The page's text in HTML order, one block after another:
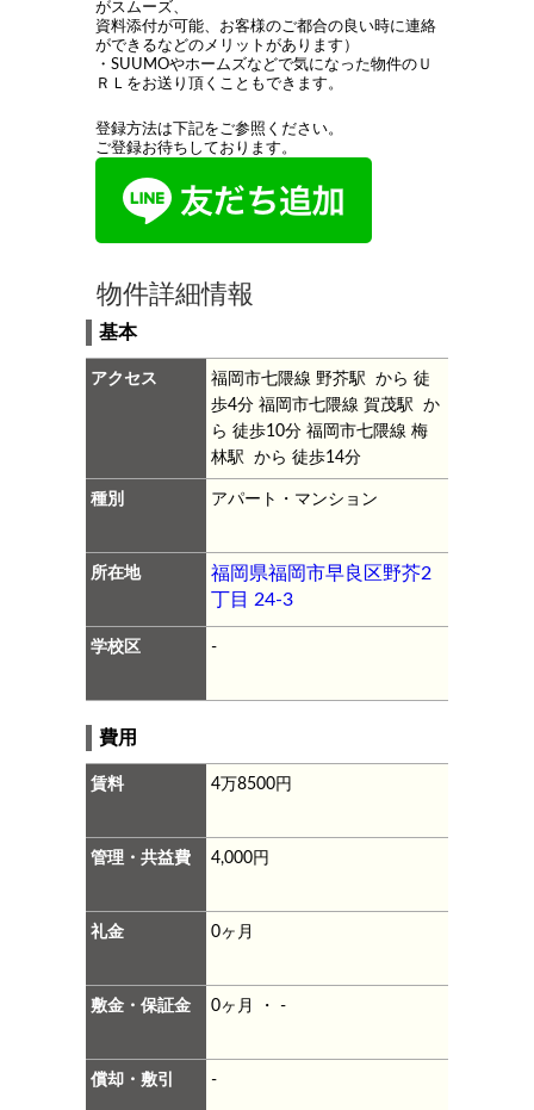
がスムーズ、
資料添付が可能、お客様のご都合の良い時に連絡
ができるなどのメリットがあります）
・SUUMOやホームズなどで気になった物件のＵ
ＲＬをお送り頂くこともできます。
登録方法は下記をご参照ください。
ご登録お待ちしております。
物件詳細情報
基本
アクセス
福岡市七隈線 野芥駅 から 徒
歩4分福岡市七隈線 賀茂駅 か
ら 徒歩10分福岡市七隈線 梅
林駅 から 徒歩14分
種別 アパート・マンション
所在地
福岡県福岡市早良区野芥2
丁目 24-3
学校区 -
費用
賃料 4万8500円
管理・共益費 4,000円
礼金 0ヶ月
敷金・保証金 0ヶ月 ・ -
償却・敷引 -